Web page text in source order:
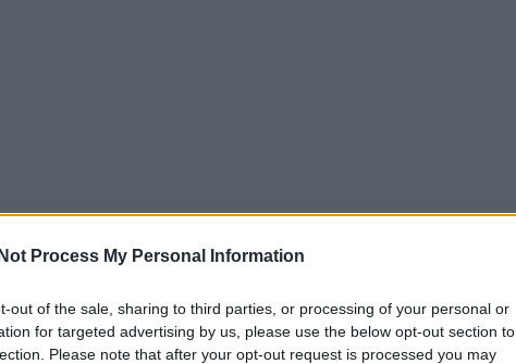
Process My Personal Information
out of the sale, sharing to third parties, or processing of your personal or
for targeted advertising by us, please use the below opt-out section to
Please note that after your opt-out request is processed you may